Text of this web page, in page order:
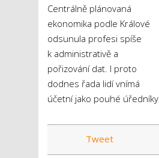
Centrálně plánovaná
ekonomika podle Králové
odsunula profesi spíše
k administrativě a
pořizování dat. I proto
dodnes řada lidí vnímá
účetní jako pouhé úředníky.
Tweet